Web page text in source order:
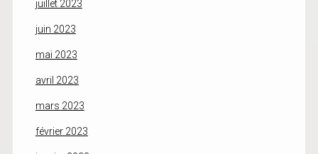
juillet 2023
juin 2023
mai 2023
avril 2023
mars 2023
février 2023